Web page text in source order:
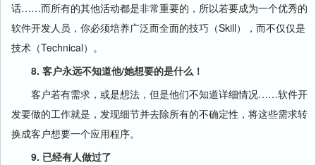
话……而所有的其他活动都是非常重要的，所以若要成为一个优秀的
软件开发人员，你必须培养广泛而全面的技巧（Skill），而不仅仅是
技术（Technical）。
8. 客户永远不知道他/她想要的是什么！
客户若有需求，或是想法，但是他们不知道详细情况……软件开
发要做的工作就是，发现细节并去除所有的不确定性，将这些需求转
换成客户想要一个应用程序。
9. 已经有人做过了